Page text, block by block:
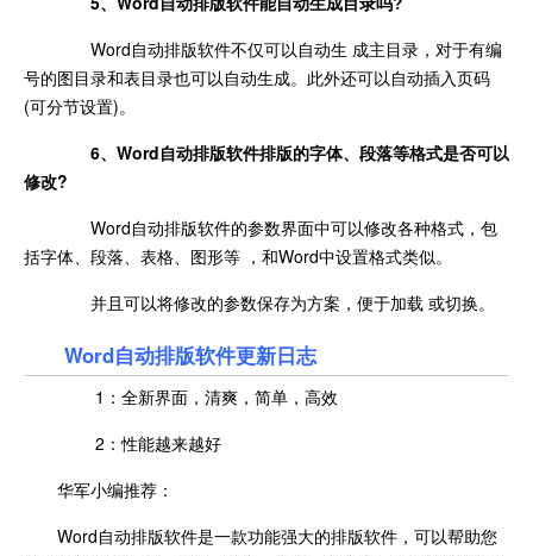
Word自动排版软件不仅可以自动生 成主目录，对于有编
号的图目录和表目录也可以自动生成。此外还可以自动插入页码
(可分节设置)。
6、Word自动排版软件排版的字体、段落等格式是否可以
修改?
Word自动排版软件的参数界面中可以修改各种格式，包
括字体、段落、表格、图形等 ，和Word中设置格式类似。
并且可以将修改的参数保存为方案，便于加载 或切换。
Word自动排版软件更新日志
1：全新界面，清爽，简单，高效
2：性能越来越好
华军小编推荐：
Word自动排版软件是一款功能强大的排版软件，可以帮助您